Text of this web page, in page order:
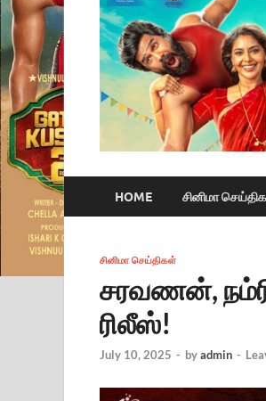
HOME சினிமா
சினிமா செய்திகள்
சரவணன்,
ரிலீஸ்!
July 10, 2025 - byadmin -